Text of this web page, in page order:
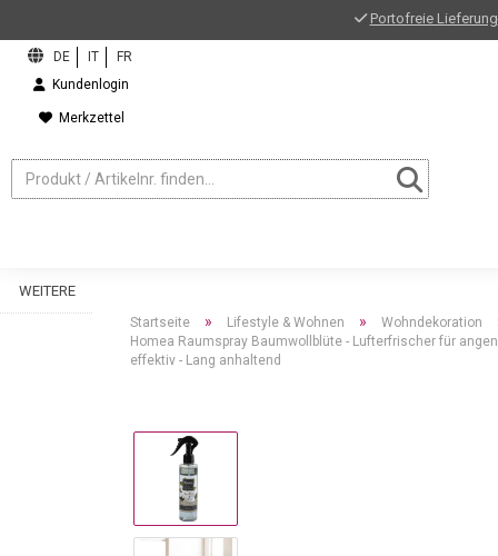
Portofreie Lieferung
Kundenlogin
Merkzettel
WEITERE
Startseite » Lifestyle & Wohnen » Wohndekoration
Homea Raumspray Baumwollblüte - Lufterfrischer für
effektiv - Lang anhaltend